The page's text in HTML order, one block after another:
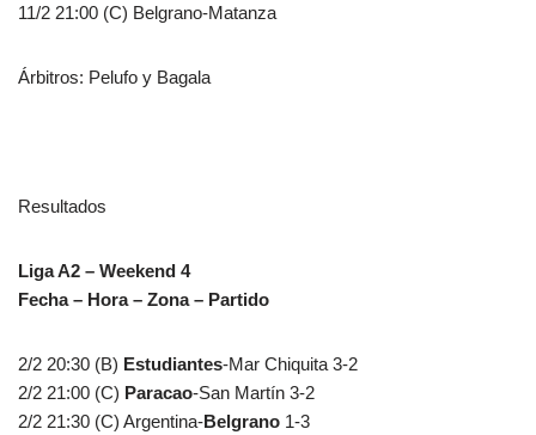
11/2 21:00 (C) Belgrano-Matanza
Árbitros: Pelufo y Bagala
Resultados
Liga A2 – Weekend 4
Fecha – Hora – Zona – Partido
2/2 20:30 (B) Estudiantes-Mar Chiquita 3-2
2/2 21:00 (C) Paracao-San Martín 3-2
2/2 21:30 (C) Argentina-Belgrano 1-3